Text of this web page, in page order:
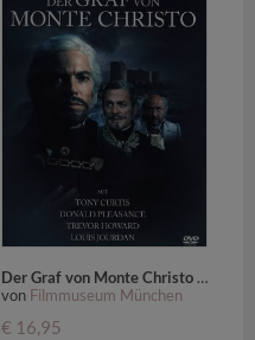
Der Graf von Monte Christo (1975),1 DVD
von Filmmuseum München
€ 16,95